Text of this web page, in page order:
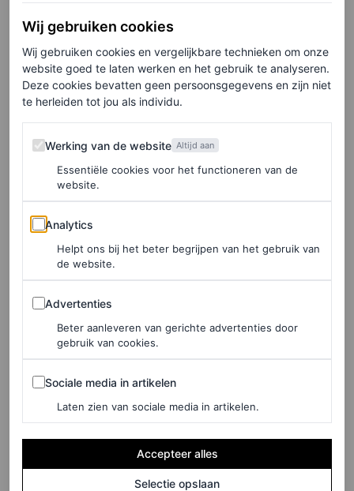
©H&M
Asymmetrische sliprok, € 49,99
HIER TE KOOP
Magda Butrym
Wij gebruiken cookies
Wij gebruiken cookies en vergelijkbare technieken om onze
website goed te laten werken en het gebruik te analyseren.
Deze cookies bevatten geen persoonsgegevens en zijn niet
te herleiden tot jou als individu.
Werking van de website
Werking van de website Altijd aan
Essentiële cookies voor het functioneren van de
website.
Analytics
Analytics
Helpt ons bij het beter begrijpen van het gebruik van
de website.
Advertenties
Advertenties
Beter aanleveren van gerichte advertenties door
gebruik van cookies.
Sociale media in artikelen
Sociale media in artikelen
Laten zien van sociale media in artikelen.
Accepteer alles
Selectie opslaan